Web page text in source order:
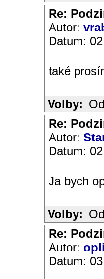
Re:
Autor:
Datum:
také
Volby:
Re:
Autor:
Datum:
Ja bych
Volby:
Re:
Autor:
Datum: